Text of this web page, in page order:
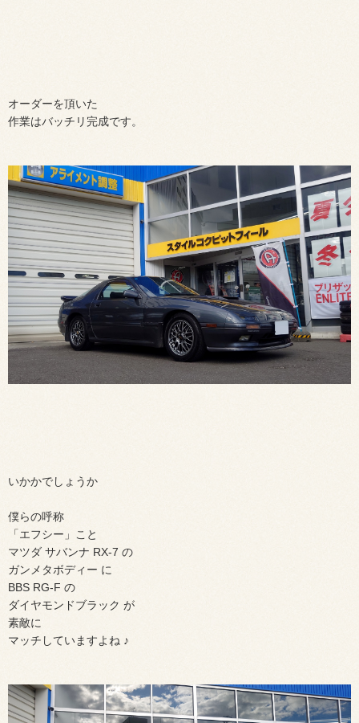
オーダーを頂いた
作業はバッチリ完成です。
いかかでしょうか
僕らの呼称
「エフシー」こと
マツダ サバンナ RX-7 の
ガンメタボディー に
BBS RG-F の
ダイヤモンドブラック が
素敵に
マッチしていますよね ♪